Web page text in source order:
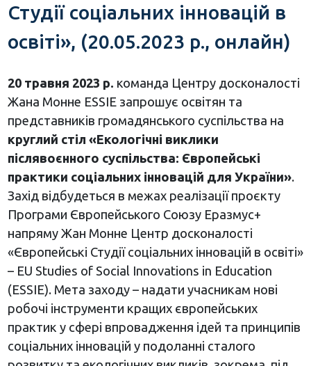
Студії соціальних інновацій в
освіті», (20.05.2023 р., онлайн)
20 травня 2023 р. команда Центру досконалості
Жана Монне ESSIE запрошує освітян та
представників громадянського суспільства на
круглий стіл «Екологічні виклики
післявоєнного суспільства: Європейські
практики соціальних інновацій для України».
Захід відбудеться в межах реалізації проєкту
Програми Європейського Союзу Еразмус+
напряму Жан Монне Центр досконалості
«Європейські Студії соціальних інновацій в освіті»
– EU Studies of Social Innovations in Education
(ESSIE). Мета заходу – надати учасникам нові
робочі інструменти кращих європейських
практик у сфері впровадження ідей та принципів
соціальних інновацій у подоланні сталого